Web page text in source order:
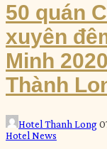
50 quán
xuyên
Minh
Thành
Hotel Thanh Long
Hotel News